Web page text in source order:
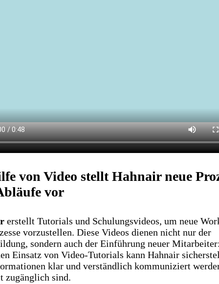
von Video stellt Hahnair neue
vor
erstellt Tutorials und Schulungsvideos, um neue
vorzustellen. Diese Videos dienen nicht nur der
sondern auch der Einführung neuer
Einsatz von Video-Tutorials kann Hahnair
klar und verständlich kommuniziert
zugänglich sind.